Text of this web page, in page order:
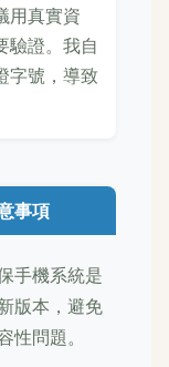
用真實資
驗證。我自
字號，導致
事項
手機系統是
版本，避免
性問題。